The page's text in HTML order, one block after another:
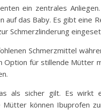
ein zentrales
auf das Baby. Es gibt
Schmerzlinderung
Schmerzmittel
für stillende Mütter
als sicher gilt. Es wirkt
können Ibuprofen